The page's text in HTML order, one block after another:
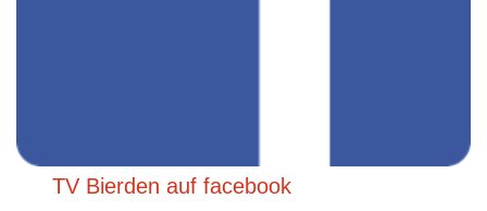
TV Bierden auf facebook